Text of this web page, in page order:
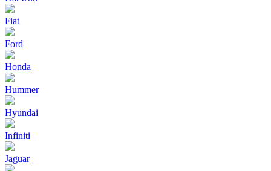
Fiat
Ford
Honda
Hummer
Hyundai
Infiniti
Jaguar